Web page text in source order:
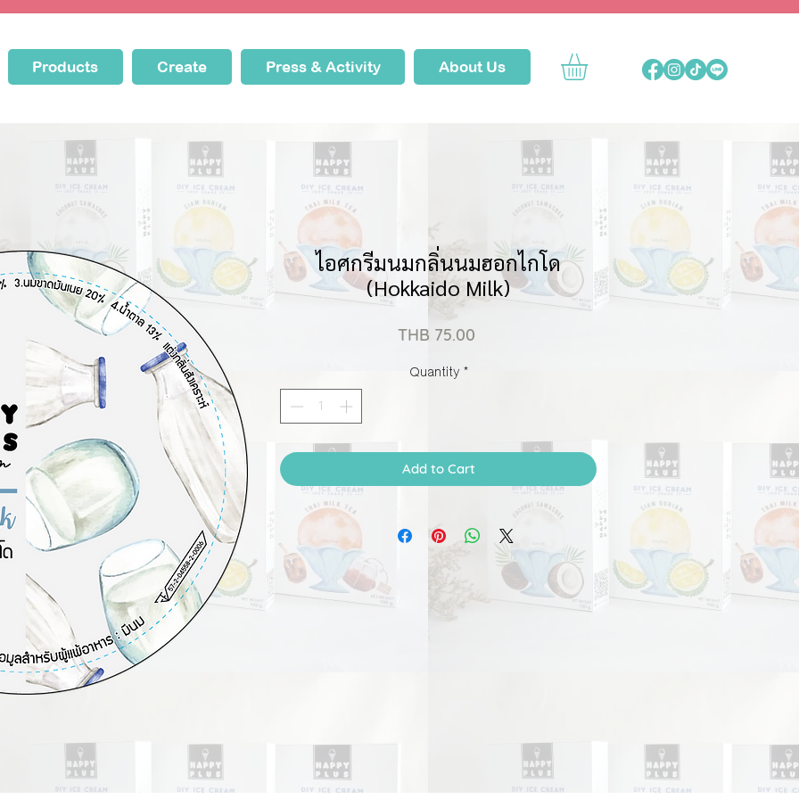
Products Create Press & Activity About Us
ไอศกรีมนมกลิ่นนมฮอกไกโด
(Hokkaido Milk)
THB 75.00Price
Quantity *
Add to Cart